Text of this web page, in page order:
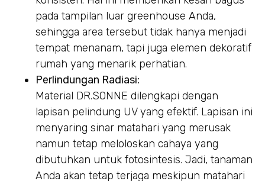
pada tampilan luar greenhouse Anda,
sehingga area tersebut tidak hanya menjadi
tempat menanam, tapi juga elemen dekoratif
rumah yang menarik perhatian.
Perlindungan Radiasi:
Material DR.SONNE dilengkapi dengan
lapisan pelindung UV yang efektif. Lapisan ini
menyaring sinar matahari yang merusak
namun tetap meloloskan cahaya yang
dibutuhkan untuk fotosintesis. Jadi, tanaman
Anda akan tetap terjaga meskipun matahari